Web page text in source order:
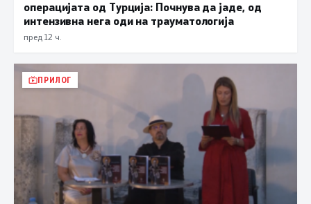
операцијата од Турција: Почнува да јаде, од
интензивна нега оди на трауматологија
пред 12 ч.
ПРИЛОГ